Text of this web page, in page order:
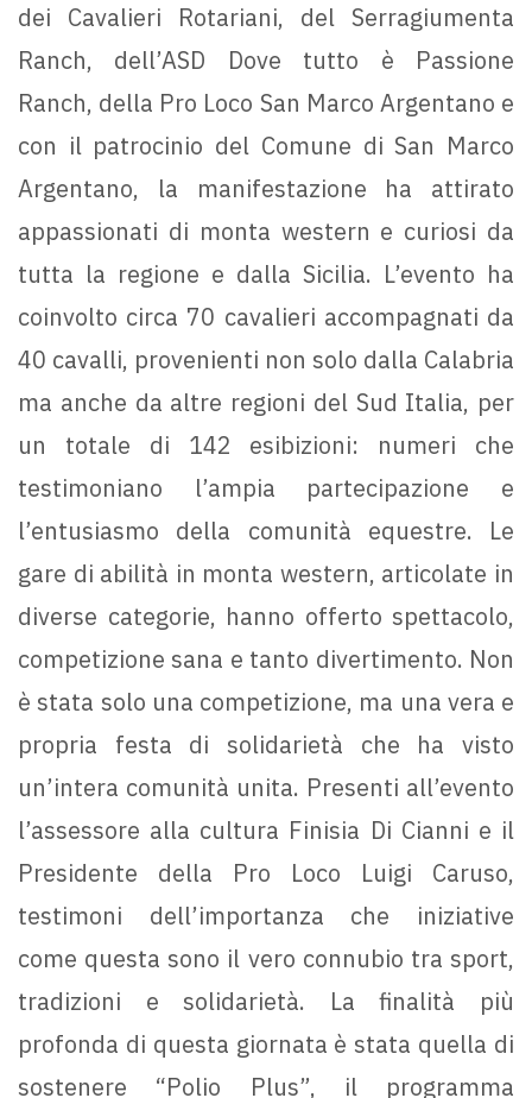
dei Cavalieri Rotariani, del Serragiumenta
Ranch, dell’ASD Dove tutto è Passione
Ranch, della Pro Loco San Marco Argentano e
con il patrocinio del Comune di San Marco
Argentano, la manifestazione ha attirato
appassionati di monta western e curiosi da
tutta la regione e dalla Sicilia. L’evento ha
coinvolto circa 70 cavalieri accompagnati da
40 cavalli, provenienti non solo dalla Calabria
ma anche da altre regioni del Sud Italia, per
un totale di 142 esibizioni: numeri che
testimoniano l’ampia partecipazione e
l’entusiasmo della comunità equestre. Le
gare di abilità in monta western, articolate in
diverse categorie, hanno offerto spettacolo,
competizione sana e tanto divertimento. Non
è stata solo una competizione, ma una vera e
propria festa di solidarietà che ha visto
un’intera comunità unita. Presenti all’evento
l’assessore alla cultura Finisia Di Cianni e il
Presidente della Pro Loco Luigi Caruso,
testimoni dell’importanza che iniziative
come questa sono il vero connubio tra sport,
tradizioni e solidarietà. La finalità più
profonda di questa giornata è stata quella di
sostenere “Polio Plus”, il programma